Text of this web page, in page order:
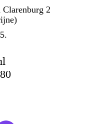
Clarenburg 2